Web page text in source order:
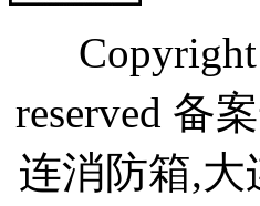
reserved 备
连消防箱,